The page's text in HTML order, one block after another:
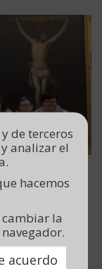
conocemos el
diferentes
fueron
de obras
de terceros
analizar el
hacemos
la
acuerdo